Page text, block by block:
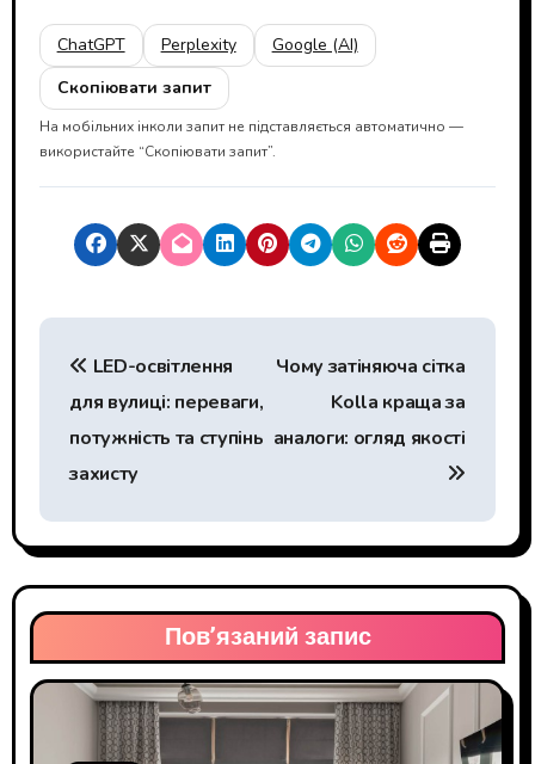
ChatGPT Perplexity
Google (AI)
Скопіювати запит
На мобільних інколи запит не підставляється автоматично —
використайте “Скопіювати запит”.
Н
г
а
ц
і
LED-освітлення
для вулиці: переваги,
потужність та ступінь
захисту
Чому затіняюча сітка
Kolla краща за
аналоги: огляд якості
Пов’язаний запис